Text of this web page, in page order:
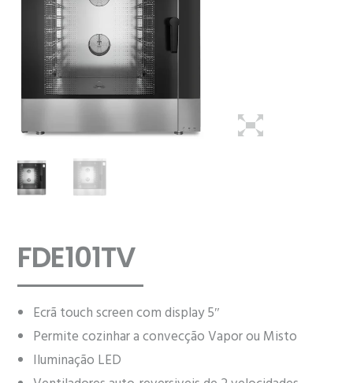
FDE101TV
Ecrã touch screen com display 5″
Permite cozinhar a convecção Vapor ou Misto
Iluminação LED